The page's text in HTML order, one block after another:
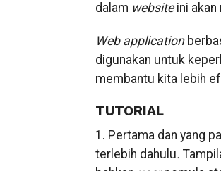
dalam website ini
Web application
digunakan untuk
membantu kita lebih
TUTORIAL
1. Pertama dan yang
terlebih dahulu.